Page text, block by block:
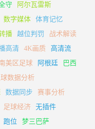
守
阿尔瓦雷斯
数字媒体
体育记忆
播 越位判罚
战术解读
高清 4K画质
高清流
美区足球 阿根廷
巴西
数据分析
数据同步
赛事分析
足球经济
无插件
跑位
梦三巴萨